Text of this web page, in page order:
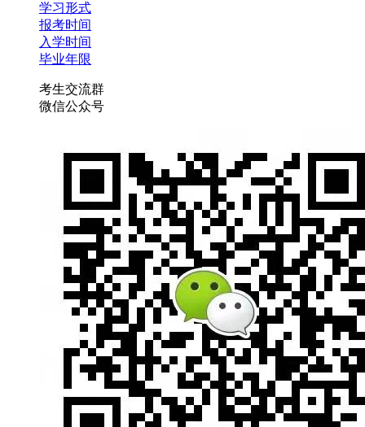
学习形式
报考时间
入学时间
毕业年限
考生交流群
微信公众号